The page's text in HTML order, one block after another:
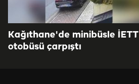
Kağıthane'de minibüsle İETT
otobüsü çarpıştı